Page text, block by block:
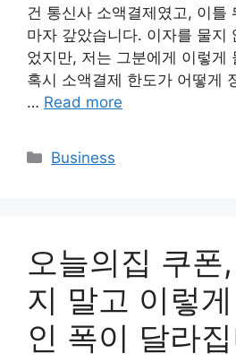
건 통신사 소액결제였고, 이틀
마자 갚았습니다. 이자를 물지
었지만, 저는 그분에게 이렇게
혹시 소액결제 한도가 어떻게
… Read more
Categories
Business
오늘의집 쿠폰
지 말고 이렇
인 폭이 달라